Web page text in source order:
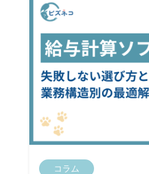
コラム